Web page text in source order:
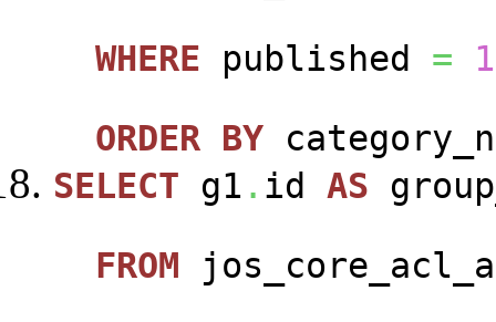
WHERE published =
1
ORDER BY
SELECT g1 . id AS
FROM